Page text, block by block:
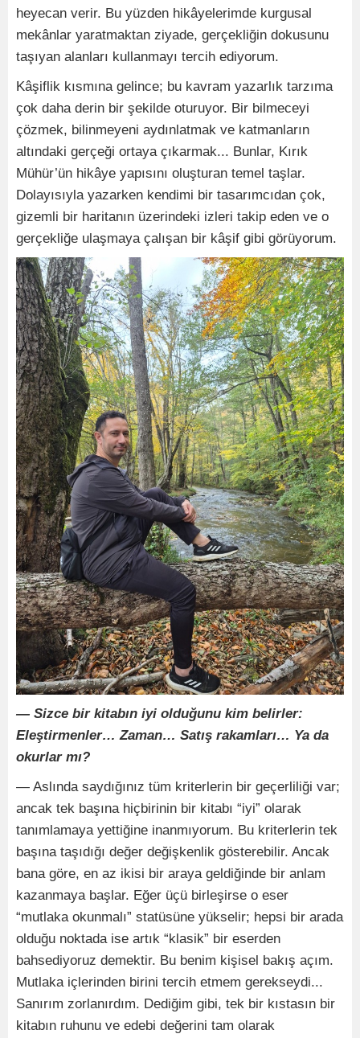
heyecan verir. Bu yüzden hikâyelerimde kurgusal
mekânlar yaratmaktan ziyade, gerçekliğin dokusunu
taşıyan alanları kullanmayı tercih ediyorum.
Kâşiflik kısmına gelince; bu kavram yazarlık tarzıma
çok daha derin bir şekilde oturuyor. Bir bilmeceyi
çözmek, bilinmeyeni aydınlatmak ve katmanların
altındaki gerçeği ortaya çıkarmak... Bunlar, Kırık
Mühür’ün hikâye yapısını oluşturan temel taşlar.
Dolayısıyla yazarken kendimi bir tasarımcıdan çok,
gizemli bir haritanın üzerindeki izleri takip eden ve o
gerçekliğe ulaşmaya çalışan bir kâşif gibi görüyorum.
— Sizce bir kitabın iyi olduğunu kim belirler:
Eleştirmenler… Zaman… Satış rakamları… Ya da
okurlar mı?
— Aslında saydığınız tüm kriterlerin bir geçerliliği var;
ancak tek başına hiçbirinin bir kitabı “iyi” olarak
tanımlamaya yettiğine inanmıyorum. Bu kriterlerin tek
başına taşıdığı değer değişkenlik gösterebilir. Ancak
bana göre, en az ikisi bir araya geldiğinde bir anlam
kazanmaya başlar. Eğer üçü birleşirse o eser
“mutlaka okunmalı” statüsüne yükselir; hepsi bir arada
olduğu noktada ise artık “klasik” bir eserden
bahsediyoruz demektir. Bu benim kişisel bakış açım.
Mutlaka içlerinden birini tercih etmem gerekseydi...
Sanırım zorlanırdım. Dediğim gibi, tek bir kıstasın bir
kitabın ruhunu ve edebi değerini tam olarak